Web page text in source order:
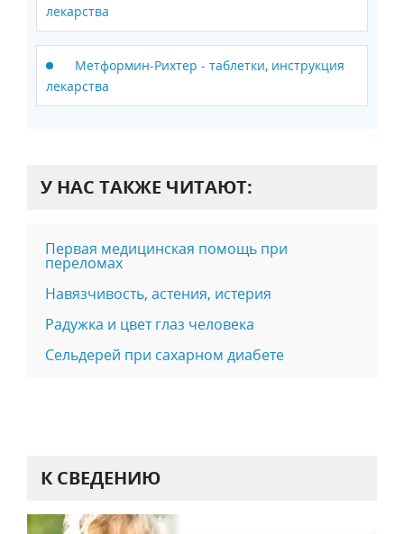
лекарства
Метформин-Рихтер - таблетки, инструкция
лекарства
У НАС ТАКЖЕ ЧИТАЮТ:
Первая медицинская помощь при
переломах
Навязчивость, астения, истерия
Радужка и цвет глаз человека
Сельдерей при сахарном диабете
К СВЕДЕНИЮ